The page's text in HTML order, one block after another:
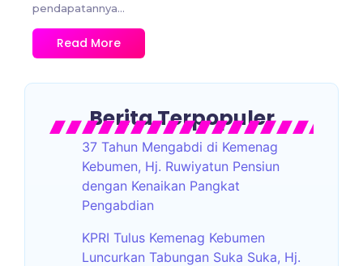
pendapatannya...
Read More
Berita Terpopuler
37 Tahun Mengabdi di Kemenag
Kebumen, Hj. Ruwiyatun Pensiun
dengan Kenaikan Pangkat
Pengabdian
KPRI Tulus Kemenag Kebumen
Luncurkan Tabungan Suka Suka, Hj.